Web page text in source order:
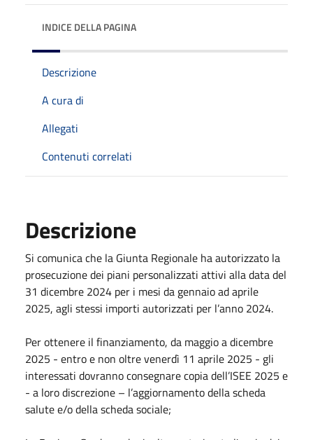
INDICE DELLA PAGINA
Descrizione
A cura di
Allegati
Contenuti correlati
Descrizione
Si comunica che la Giunta Regionale ha autorizzato la
prosecuzione dei piani personalizzati attivi alla data del
31 dicembre 2024 per i mesi da gennaio ad aprile
2025, agli stessi importi autorizzati per l’anno 2024.
Per ottenere il finanziamento, da maggio a dicembre
2025 - entro e non oltre venerdì 11 aprile 2025 - gli
interessati dovranno consegnare copia dell’ISEE 2025 e
- a loro discrezione – l’aggiornamento della scheda
salute e/o della scheda sociale;